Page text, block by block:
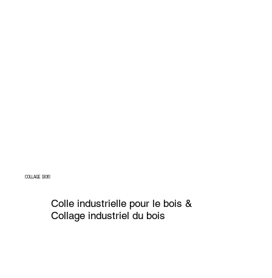
Colle industrielle pour le bois &
Collage industriel du bois
COLLAGE BOIS